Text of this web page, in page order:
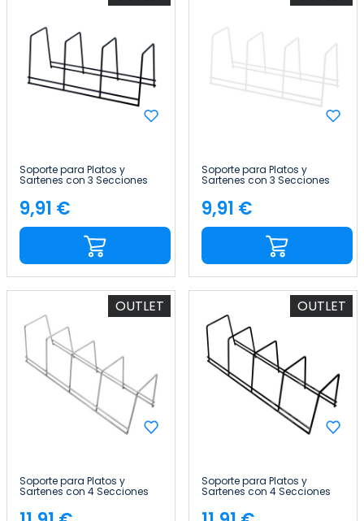
Soporte para Platos y
Sartenes con 3 Secciones
Precio
9,91 €
Soporte para Platos y
Sartenes con 3 Secciones
Precio
9,91 €
OUTLET
Soporte para Platos y
Sartenes con 4 Secciones
OUTLET
Soporte para Platos y
Sartenes con 4 Secciones